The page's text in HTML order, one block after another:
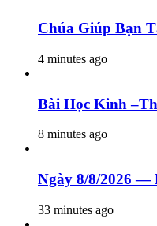
Chúa Giúp Bạn
4 minutes ago
Bài Học Kinh
8 minutes ago
Ngày 8/8/2026 —
33 minutes ago